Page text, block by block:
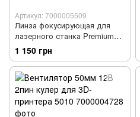
Артикул: 7000005509
Линза фокусирующая для
лазерного станка Premium
20мм f/160мм ZnSe Cloudray
1 150 грн